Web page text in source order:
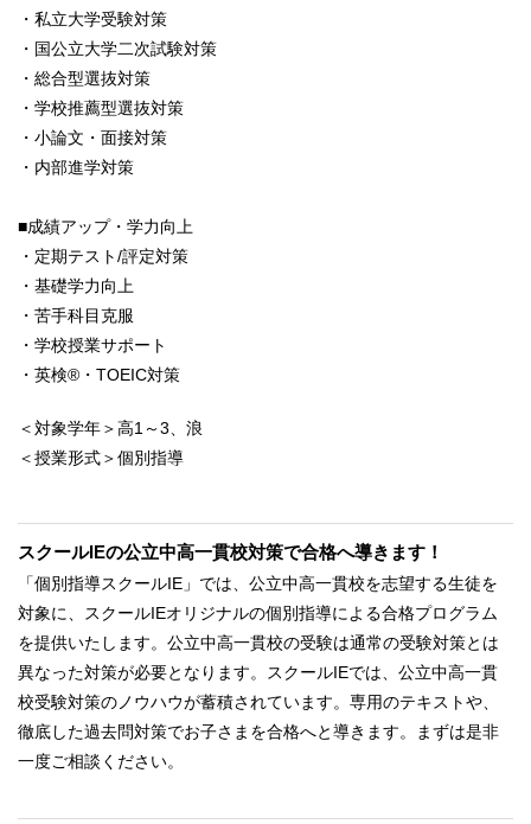
・私立大学受験対策
・国公立大学二次試験対策
・総合型選抜対策
・学校推薦型選抜対策
・小論文・面接対策
・内部進学対策
■成績アップ・学力向上
・定期テスト/評定対策
・基礎学力向上
・苦手科目克服
・学校授業サポート
・英検®・TOEIC対策
＜対象学年＞高1～3、浪
＜授業形式＞個別指導
スクールIEの公立中高一貫校対策で合格へ導きます！
「個別指導スクールIE」では、公立中高一貫校を志望する生徒を
対象に、スクールIEオリジナルの個別指導による合格プログラム
を提供いたします。公立中高一貫校の受験は通常の受験対策とは
異なった対策が必要となります。スクールIEでは、公立中高一貫
校受験対策のノウハウが蓄積されています。専用のテキストや、
徹底した過去問対策でお子さまを合格へと導きます。まずは是非
一度ご相談ください。